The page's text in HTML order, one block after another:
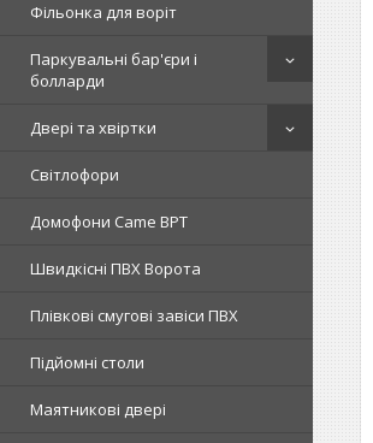
Фільонка для воріт
Паркувальні бар'єри і
болларди
Двері та хвіртки
Світлофори
Домофони Came BPT
Швидкісні ПВХ Ворота
Плівкові смугові завіси ПВХ
Підйомні столи
Маятникові двері